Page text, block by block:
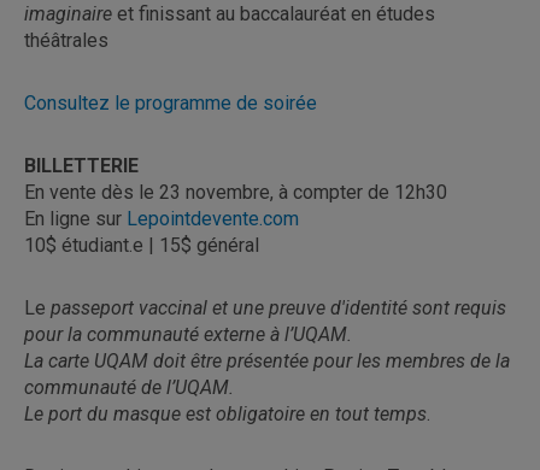
imaginaire et finissant au baccalauréat en études
théâtrales
Consultez le programme de soirée
BILLETTERIE
En vente dès le 23 novembre, à compter de 12h30
En ligne sur Lepointdevente.com
10$ étudiant.e | 15$ général
Le passeport vaccinal et une preuve d'identité sont requis
pour la communauté externe à l’UQAM.
La carte UQAM doit être présentée pour les membres de la
communauté de l’UQAM.
Le port du masque est obligatoire en tout temps.